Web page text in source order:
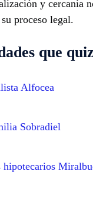
y cercanía
proceso legal.
que
Alfocea
Sobradiel
hipotecarios